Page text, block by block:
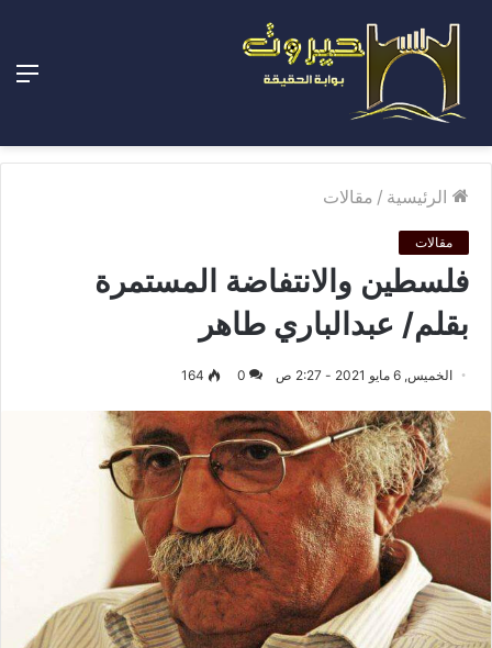
الرئيسية / مقالات
مقالات
فلسطين والانتفاضة المستمرة
بقلم/ عبدالباري طاهر
الخميس, 6 مايو 2021 - 2:27 ص 0
164